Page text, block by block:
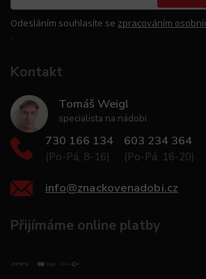
Odesláním souhlasíte se zpracováním
.
Kontakt
Tomáš Weigl
specialista na nádobí
730 166 134
(Po-Pá, 8-16)
603 234 364
(Po-Pá, 16-20)
info@znackovenadobi.cz
Přijímáme online platby